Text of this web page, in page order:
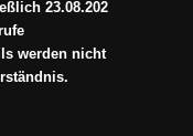
23.08.202
werden nicht